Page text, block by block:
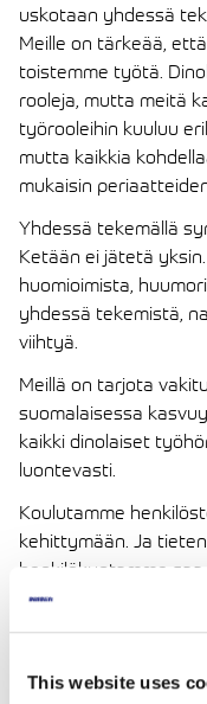
This website uses
uskotaan yhdessä
Meille on tärkeää,
toistemme työtä.
rooleja, mutta meitä
työrooleihin kuuluu
mutta kaikkia
mukaisin
Yhdessä tekemällä
Ketään ei jätetä
huomioimista,
yhdessä tekemistä,
viihtyä.
Meillä on tarjota
suomalaisessa
kaikki dinolaiset
luontevasti.
Koulutamme
kehittymään. Ja
henkilökuntamme
tarpeisiinsa. Eikä